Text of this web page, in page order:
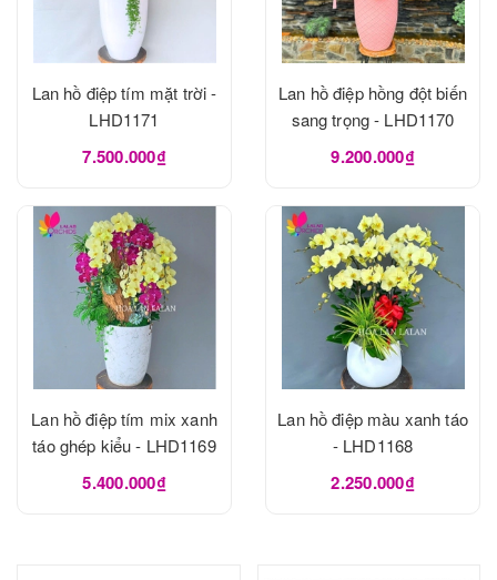
Lan hồ điệp tím mặt trời -
LHD1171
7.500.000₫
Lan hồ điệp hồng đột biến
sang trọng - LHD1170
9.200.000₫
Lan hồ điệp tím mix xanh
táo ghép kiểu - LHD1169
5.400.000₫
Lan hồ điệp màu xanh táo
- LHD1168
2.250.000₫